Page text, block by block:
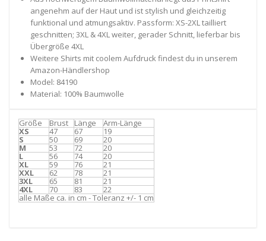
angenehm auf der Haut und ist stylish und gleichzeitig
funktional und atmungsaktiv. Passform: XS-2XL tailliert
geschnitten; 3XL & 4XL weiter, gerader Schnitt, lieferbar bis
Übergröße 4XL
Weitere Shirts mit coolem Aufdruck findest du in unserem
Amazon-Händlershop
Model: 84190
Material: 100% Baumwolle
Größe Brust Länge Arm-Länge
XS 47 67 19
S 50 69 20
M 53 72 20
L 56 74 20
XL 59 76 21
XXL 62 78 21
3XL 65 81 21
4XL 70 83 22
alle Maße ca. in cm - Toleranz +/- 1 cm